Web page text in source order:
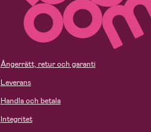
Ångerrätt, retur och garanti
Leverans
Handla och betala
Integritet